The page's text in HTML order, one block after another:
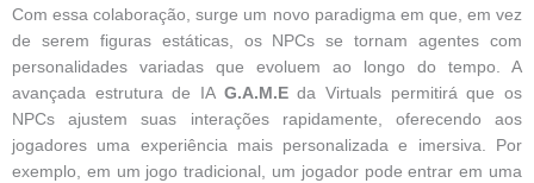
Com essa colaboração, surge um novo paradigma em que, em vez
de serem figuras estáticas, os NPCs se tornam agentes com
personalidades variadas que evoluem ao longo do tempo. A
avançada estrutura de IA G.A.M.Eda Virtuals permitirá que os
NPCs ajustem suas interações rapidamente, oferecendo aos
jogadores uma experiência mais personalizada e imersiva. Por
exemplo, em um jogo tradicional, um jogador pode entrar em uma